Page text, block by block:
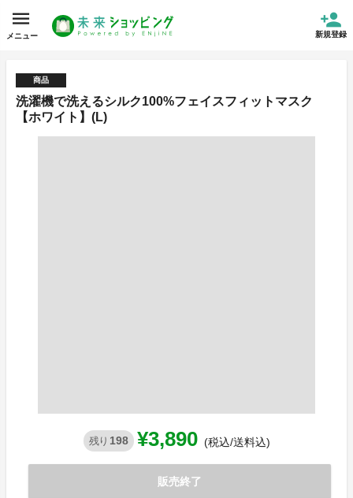
メニュー 新規登録
商品
洗濯機で洗えるシルク100%フェイスフィットマスク
【ホワイト】(L)
残り 198 ¥3,890 (税込/送料込)
販売終了